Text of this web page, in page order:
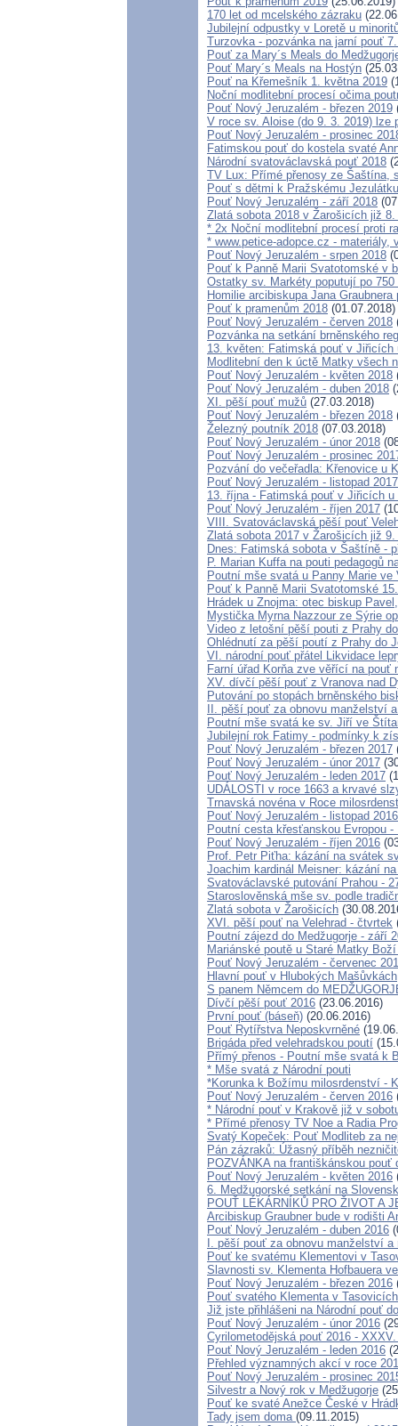
170 let od mcelského zázraku
Jubilejní odpustky v Loretě u
Turzovka - pozvánka na jarní pouť
Pouť za Mary´s Meals do
Pouť Mary´s Meals na Hostýn
Pouť na Křemešník 1. května 2019
Noční modlitební procesí očima
Pouť Nový Jeruzalém - březen 2019
V roce sv. Aloise (do 9. 3. 2019) lze
Pouť Nový Jeruzalém - prosinec
Fatimskou pouť do kostela svaté
Národní svatováclavská pouť 2018
TV Lux: Přímé přenosy ze Šaštína,
Pouť s dětmi k Pražskému
Pouť Nový Jeruzalém - září 2018
Zlatá sobota 2018 v Žarošicích již
* 2x Noční modlitební procesí proti
* www.petice-adopce.cz - materiály,
Pouť Nový Jeruzalém - srpen 2018
Pouť k Panně Marii Svatotomské v
Ostatky sv. Markéty poputují po
Homilie arcibiskupa Jana
Pouť k pramenům 2018 (01.07.2018)
Pouť Nový Jeruzalém - červen 2018
Pozvánka na setkání brněnského
13. květen: Fatimská pouť v Jiřicích
Modlitební den k úctě Matky všech
Pouť Nový Jeruzalém - květen 2018
Pouť Nový Jeruzalém - duben 2018
XI. pěší pouť mužů (27.03.2018)
Pouť Nový Jeruzalém - březen 2018
Železný poutník 2018 (07.03.2018)
Pouť Nový Jeruzalém - únor 2018
Pouť Nový Jeruzalém - prosinec
Pozvání do večeřadla: Křenovice u
Pouť Nový Jeruzalém - listopad 2017
13. října - Fatimská pouť v Jiřicích u
Pouť Nový Jeruzalém - říjen 2017
VIII. Svatováclavská pěší pouť
Zlatá sobota 2017 v Žarošicích již
Dnes: Fatimská sobota v Šaštíně -
P. Marian Kuffa na pouti pedagogů
Poutní mše svatá u Panny Marie ve
Pouť k Panně Marii Svatotomské
Hrádek u Znojma: otec biskup
Mystička Myrna Nazzour ze Sýrie
Video z letošní pěší pouti z Prahy
Ohlédnutí za pěší poutí z Prahy do
VI. národní pouť přátel Likvidace
Farní úřad Korňa zve věřící na pouť
XV. dívčí pěší pouť z Vranova nad
Putování po stopách brněnského
II. pěší pouť za obnovu manželství
Poutní mše svatá ke sv. Jiří ve
Jubilejní rok Fatimy - podmínky k
Pouť Nový Jeruzalém - březen 2017
Pouť Nový Jeruzalém - únor 2017
Pouť Nový Jeruzalém - leden 2017
UDÁLOSTI v roce 1663 a krvavé
Trnavská novéna v Roce
Pouť Nový Jeruzalém - listopad 2016
Poutní cesta křesťanskou Evropou
Pouť Nový Jeruzalém - říjen 2016
Prof. Petr Piťha: kázání na svátek
Joachim kardinál Meisner: kázání
Svatováclavské putování Prahou -
Staroslověnská mše sv. podle
Zlatá sobota v Žarošicích
XVI. pěší pouť na Velehrad - čtvrtek
Poutní zájezd do Medžugorje - září
Mariánské poutě u Staré Matky
Pouť Nový Jeruzalém - červenec
Hlavní pouť v Hlubokých Mašůvkách
S panem Němcem do
Dívčí pěší pouť 2016 (23.06.2016)
První pouť (báseň) (20.06.2016)
Pouť Rytířstva Neposkvrněné
Brigáda před velehradskou poutí
Přímý přenos - Poutní mše svatá k
* Mše svatá z Národní pouti
*Korunka k Božímu milosrdenství -
Pouť Nový Jeruzalém - červen 2016
* Národní pouť v Krakově již v
* Přímé přenosy TV Noe a Radia
Svatý Kopeček: Pouť Modliteb za
Pán zázraků: Úžasný příběh
POZVÁNKA na františkánskou
Pouť Nový Jeruzalém - květen 2016
6. Medžugorské setkání na
POUŤ LÉKÁRNÍKŮ PRO ŽIVOT A
Arcibiskup Graubner bude v rodišti
Pouť Nový Jeruzalém - duben 2016
I. pěší pouť za obnovu manželství
Pouť ke svatému Klementovi v
Slavnosti sv. Klementa Hofbauera
Pouť Nový Jeruzalém - březen 2016
Pouť svatého Klementa v
Již jste přihlášeni na Národní pouť
Pouť Nový Jeruzalém - únor 2016
Cyrilometodějská pouť 2016 -
Pouť Nový Jeruzalém - leden 2016
Přehled významných akcí v roce
Pouť Nový Jeruzalém - prosinec
Silvestr a Nový rok v Medžugorje
Pouť ke svaté Anežce České v
Tady jsem doma (09.11.2015)